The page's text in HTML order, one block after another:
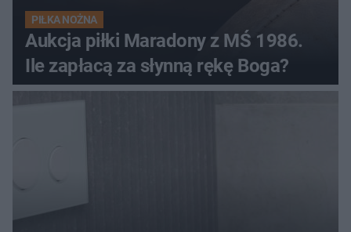
PIŁKA NOŻNA
Aukcja piłki Maradony z MŚ 1986.
Ile zapłacą za słynną rękę Boga?